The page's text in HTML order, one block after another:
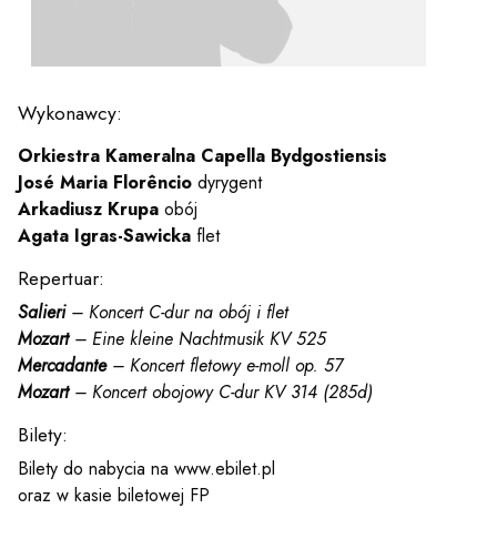
sal
YOUTUBE INSTAGRAM
Polityka prywatności
Wykonawcy:
Orkiestra Kameralna Capella Bydgostiensis
José Maria Florêncio dyrygent
Arkadiusz Krupa obój
Agata Igras-Sawicka flet
Repertuar:
Salieri – Koncert C-dur na obój i flet
Mozart– Eine kleine Nachtmusik KV 525
Mercadante – Koncert fletowy e-moll op. 57
Mozart– Koncert obojowy C-dur KV 314 (285d)
Bilety:
Bilety do nabycia na www.ebilet.pl
oraz w kasie biletowej FP